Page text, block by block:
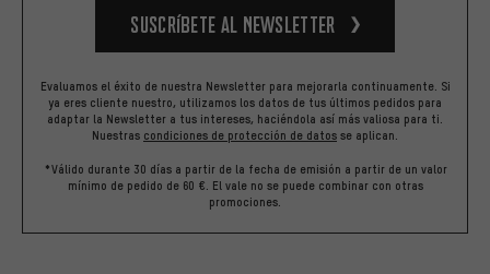
Suscríbete al newsletter
Evaluamos el éxito de nuestra Newsletter para mejorarla continuamente. Si
ya eres cliente nuestro, utilizamos los datos de tus últimos pedidos para
adaptar la Newsletter a tus intereses, haciéndola así más valiosa para ti.
Nuestras condiciones de protección de datos se aplican.
*Válido durante 30 días a partir de la fecha de emisión a partir de un valor
mínimo de pedido de 60 €. El vale no se puede combinar con otras
promociones.